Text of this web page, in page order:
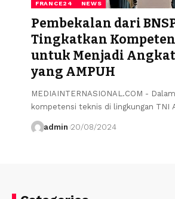
FRANCE24 NEWS
Pembekalan dari
Tingkatkan
untuk Menjadi
yang AMPUH
MEDIAINTERNASIONAL.COM -
kompetensi teknis di lingkungan TNI
admin 20/08/2024